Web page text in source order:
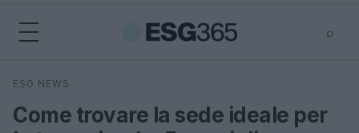
⌕
Cerca
ESG NEWS
Come trovare la sede ideale per